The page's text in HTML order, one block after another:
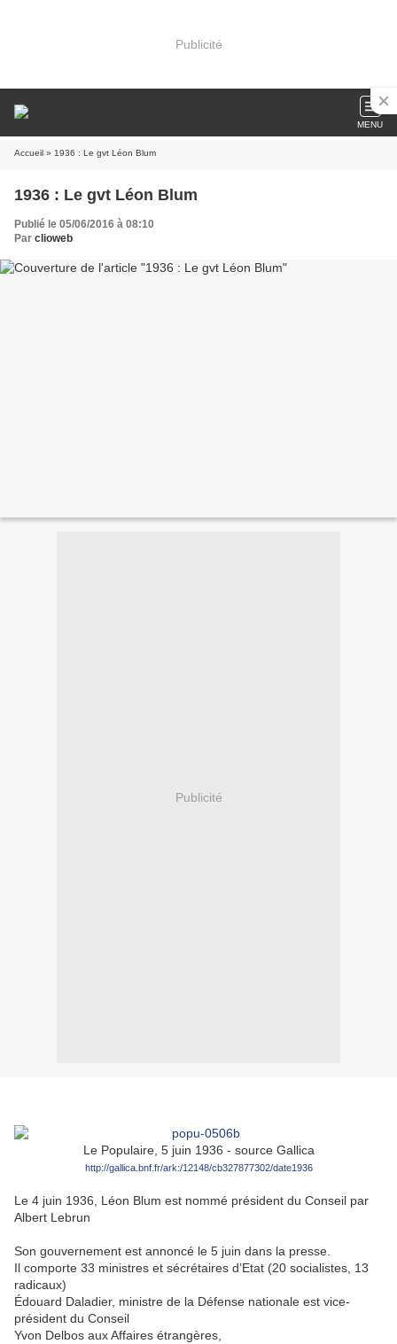
Publicité
MENU
Accueil » 1936 : Le gvt Léon Blum
1936 : Le gvt Léon Blum
Publié le 05/06/2016 à 08:10
Par clioweb
Publicité
Le Populaire, 5 juin 1936 - source Gallica
http://gallica.bnf.fr/ark:/12148/cb327877302/date1936
Le 4 juin 1936, Léon Blum est nommé président du Conseil par
Albert Lebrun
Son gouvernement est annoncé le 5 juin dans la presse.
Il comporte 33 ministres et sécrétaires d’Etat (20 socialistes, 13
radicaux)
Édouard Daladier, ministre de la Défense nationale est vice-
président du Conseil
Yvon Delbos aux Affaires étrangères,